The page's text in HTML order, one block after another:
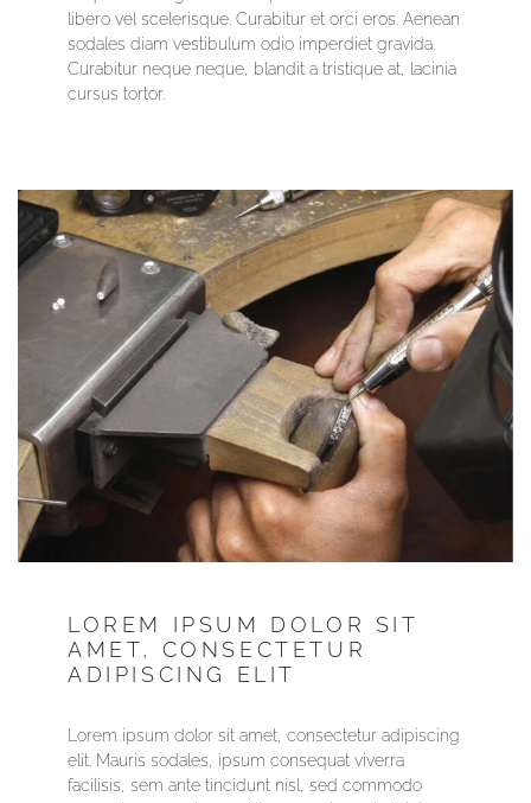
libero vel scelerisque. Curabitur et orci eros. Aenean
sodales diam vestibulum odio imperdiet gravida.
Curabitur neque neque, blandit a tristique at, lacinia
cursus tortor.
LOREM IPSUM DOLOR SIT
AMET, CONSECTETUR
ADIPISCING ELIT
Lorem ipsum dolor sit amet, consectetur adipiscing
elit. Mauris sodales, ipsum consequat viverra
facilisis, sem ante tincidunt nisl, sed commodo